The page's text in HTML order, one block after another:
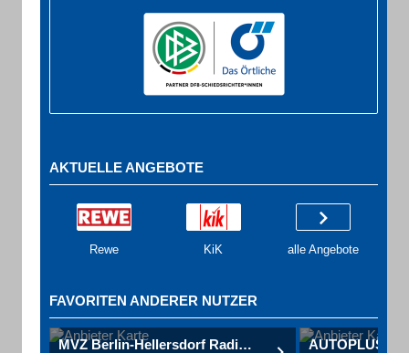
AKTUELLE ANGEBOTE
Rewe KiK alle Angebote
FAVORITEN ANDERER NUTZER
MVZ Berlin-Hellersdorf Radiologie/Neurochirurgie